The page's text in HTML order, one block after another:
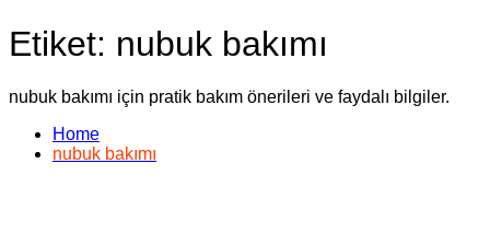
Etiket: nubuk bakımı
nubuk bakımı için pratik bakım önerileri ve faydalı bilgiler.
Home
nubuk bakımı